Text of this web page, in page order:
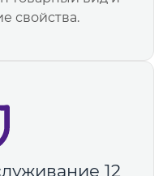
свойства.
12